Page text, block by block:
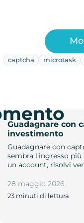
captcha microtask
Guadagnare con
investimento
Guadagnare con
sembra l'ingresso
un account, risolvi
28 maggio 2026
23 minuti di lettura